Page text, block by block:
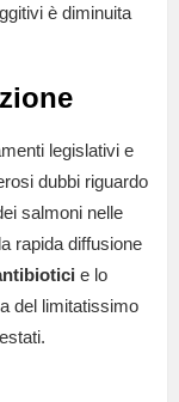
è diminuita
legislativi e
dubbi riguardo
salmoni nelle
rapida diffusione
e lo
del limitatissimo